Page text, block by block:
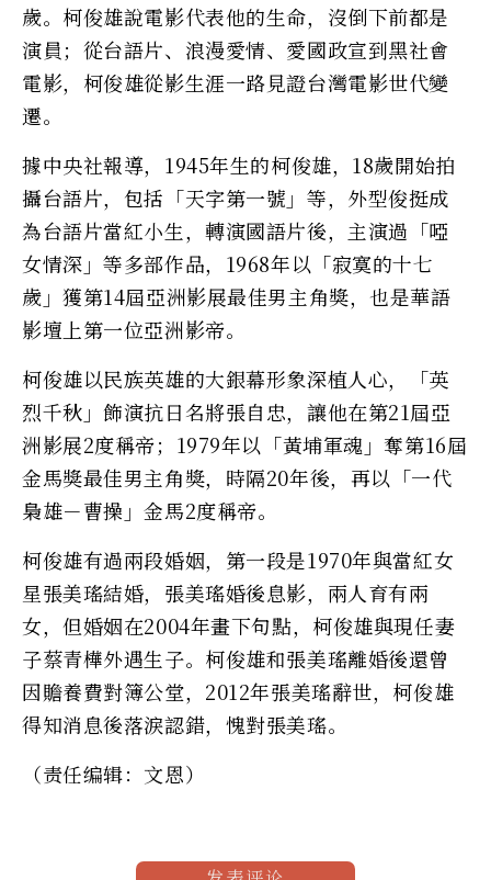
歲。柯俊雄說電影代表他的生命，沒倒下前都是
演員；從台語片、浪漫愛情、愛國政宣到黑社會
電影，柯俊雄從影生涯一路見證台灣電影世代變
遷。
據中央社報導，1945年生的柯俊雄，18歲開始拍
攝台語片，包括「天字第一號」等，外型俊挺成
為台語片當紅小生，轉演國語片後，主演過「啞
女情深」等多部作品，1968年以「寂寞的十七
歲」獲第14屆亞洲影展最佳男主角獎，也是華語
影壇上第一位亞洲影帝。
柯俊雄以民族英雄的大銀幕形象深植人心，「英
烈千秋」飾演抗日名將張自忠，讓他在第21屆亞
洲影展2度稱帝；1979年以「黃埔軍魂」奪第16屆
金馬獎最佳男主角獎，時隔20年後，再以「一代
梟雄－曹操」金馬2度稱帝。
柯俊雄有過兩段婚姻，第一段是1970年與當紅女
星張美瑤結婚，張美瑤婚後息影，兩人育有兩
女，但婚姻在2004年畫下句點，柯俊雄與現任妻
子蔡青樺外遇生子。柯俊雄和張美瑤離婚後還曾
因贍養費對簿公堂，2012年張美瑤辭世，柯俊雄
得知消息後落淚認錯，愧對張美瑤。
（责任编辑：文恩）